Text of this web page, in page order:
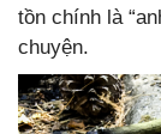
tồn chính là
chuyện.